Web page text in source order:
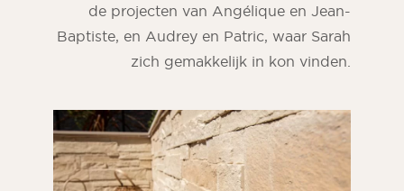
de projecten van Angélique en Jean-
Baptiste, en Audrey en Patric, waar Sarah
zich gemakkelijk in kon vinden.